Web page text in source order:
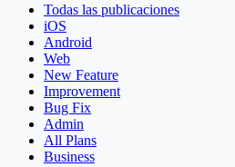
Todas las publicaciones
iOS
Android
Web
New Feature
Improvement
Bug Fix
Admin
All Plans
Business